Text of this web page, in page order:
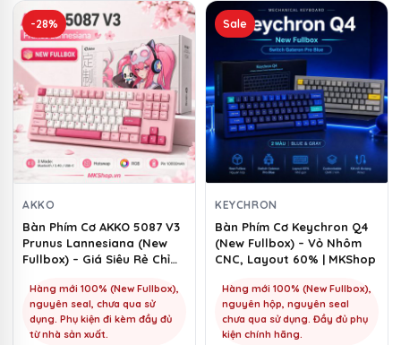
-28%
AKKO
Bàn Phím Cơ AKKO 5087 V3
Prunus Lannesiana (New
Fullbox) – Giá Siêu Rẻ Chỉ
Hàng mới 100% (New Fullbox),
nguyên seal, chưa qua sử
dụng. Phụ kiện đi kèm đầy đủ
từ nhà sản xuất.
Sale
KEYCHRON
Bàn Phím Cơ Keychron Q4
(New Fullbox) – Vỏ Nhôm
CNC, Layout 60% | MKShop
Hàng mới 100% (New Fullbox),
nguyên hộp, nguyên seal
chưa qua sử dụng. Đầy đủ phụ
kiện chính hãng.
Sản
phẩm
có
nhiều
biến
thể.
Các
tùy
chọn
có
thể
được
chọn
trên
trang